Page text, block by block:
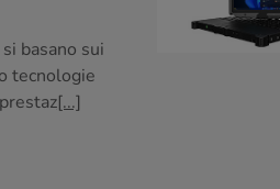
basano sui
tecnologie
[...]